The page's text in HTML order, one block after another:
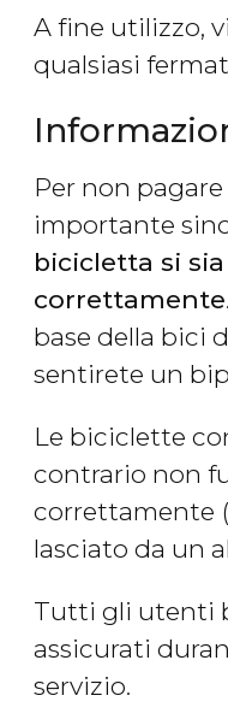
A fine utilizzo,
qualsiasi
Per non
importante
bicicletta si
correttamente
base della bici
sentirete un
Le biciclette
contrario non
correttamente
lasciato da un
Tutti gli utenti
assicurati
servizio.